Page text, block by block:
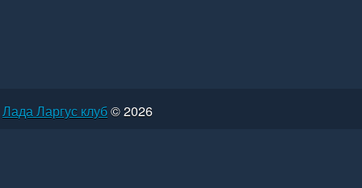
Лада Ларгус клуб© 2026